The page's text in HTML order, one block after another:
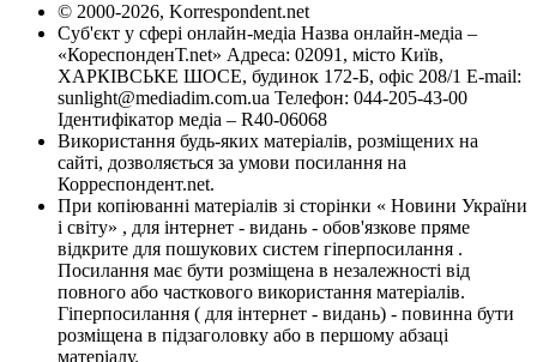
© 2000-2026, Korrespondent.net
Суб'єкт у сфері онлайн-медіа Назва онлайн-медіа –
«КореспонденТ.net» Адреса: 02091, місто Київ,
ХАРКІВСЬКЕ ШОСЕ, будинок 172-Б, офіс 208/1 E-mail:
sunlight@mediadim.com.ua Телефон: 044-205-43-00
Ідентифікатор медіа – R40-06068
Використання будь-яких матеріалів, розміщених на
сайті, дозволяється за умови посилання на
Корреспондент.net.
При копіюванні матеріалів зі сторінки « Новини України
і світу» , для інтернет - видань - обов'язкове пряме
відкрите для пошукових систем гіперпосилання .
Посилання має бути розміщена в незалежності від
повного або часткового використання матеріалів.
Гіперпосилання ( для інтернет - видань) - повинна бути
розміщена в підзаголовку або в першому абзаці
матеріалу.